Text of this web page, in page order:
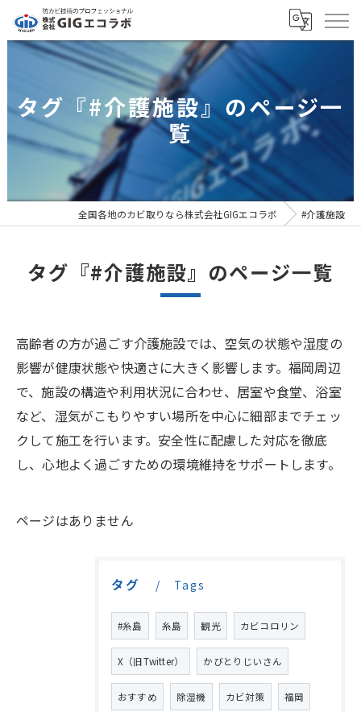
タグ『#介護施設』のページ一
覧
全国各地のカビ取りなら株式会社GIGエコラボ #介護施設
タグ『#介護施設』のページ一覧
高齢者の方が過ごす介護施設では、空気の状態や湿度の
影響が健康状態や快適さに大きく影響します。福岡周辺
で、施設の構造や利用状況に合わせ、居室や食堂、浴室
など、湿気がこもりやすい場所を中心に細部までチェッ
クして施工を行います。安全性に配慮した対応を徹底
し、心地よく過ごすための環境維持をサポートします。
ページはありません
タグ Tags
#糸島 糸島 観光 カビコロリン
X（旧Twitter） かびとりじいさん
おすすめ 除湿機 カビ対策 福岡